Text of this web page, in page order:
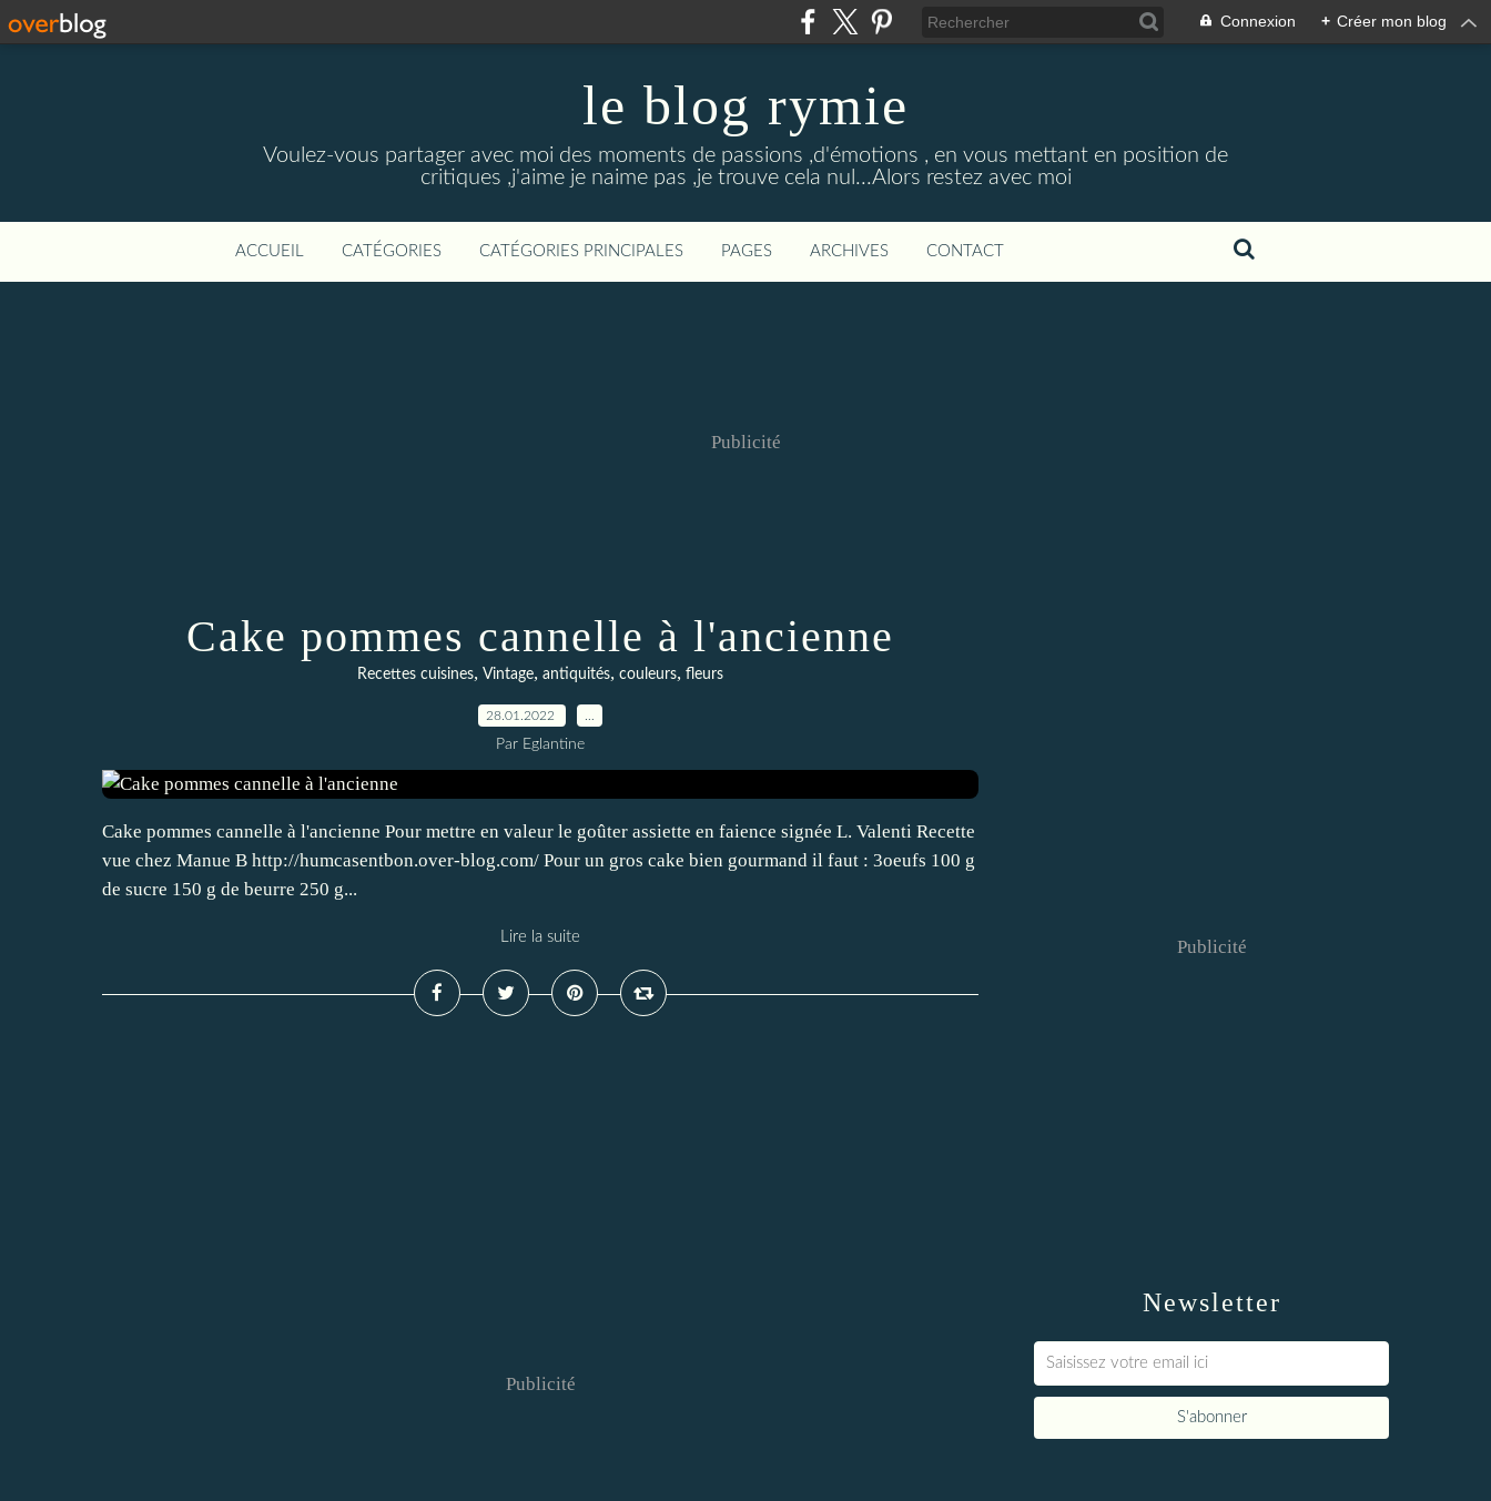
Connexion + Créer mon blog
le blog rymie
Voulez-vous partager avec moi des moments de passions ,d'émotions , en vous mettant en position de
critiques ,j'aime je naime pas ,je trouve cela nul...Alors restez avec moi
ACCUEIL CATÉGORIES CATÉGORIES PRINCIPALES PAGES ARCHIVES CONTACT
Publicité
Cake pommes cannelle à l'ancienne
Recettes cuisines, Vintage, antiquités, couleurs, fleurs
28.01.2022
Par Eglantine
Cake pommes cannelle à l'ancienne Pour mettre en valeur le goûter assiette en faience signée L. Valenti Recette
vue chez Manue B http://humcasentbon.over-blog.com/ Pour un gros cake bien gourmand il faut : 3oeufs 100 g
de sucre 150 g de beurre 250 g...
Lire la suite
Publicité
Newsletter
Publicité